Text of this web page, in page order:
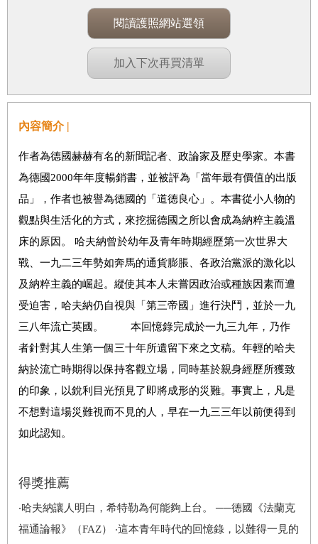
閱讀護照網站選領
加入下次再買清單
內容簡介 |
作者為德國赫赫有名的新聞記者、政論家及歷史學家。本書
為德國2000年年度暢銷書，並被評為「當年最有價值的出版
品」，作者也被譽為德國的「道德良心」。本書從小人物的
觀點與生活化的方式，來挖掘德國之所以會成為納粹主義溫
床的原因。 哈夫納曾於幼年及青年時期經歷第一次世界大
戰、一九二三年勢如奔馬的通貨膨脹、各政治黨派的激化以
及納粹主義的崛起。縱使其本人未嘗因政治或種族因素而遭
受迫害，哈夫納仍自視與「第三帝國」進行決鬥，並於一九
三八年流亡英國。 本回憶錄完成於一九三九年，乃作
者針對其人生第一個三十年所遺留下來之文稿。年輕的哈夫
納於流亡時期得以保持客觀立場，同時基於親身經歷所獲致
的印象，以銳利目光預見了即將成形的災難。事實上，凡是
不想對這場災難視而不見的人，早在一九三三年以前便得到
如此認知。
得獎推薦
‧哈夫納讓人明白，希特勒為何能夠上台。 ──德國《法蘭克
福通論報》（FAZ） ‧這本青年時代的回憶錄，以難得一見的